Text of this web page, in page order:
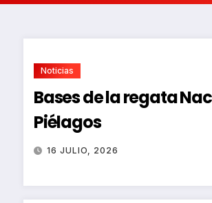
Noticias
Bases de la regata
Piélagos
16 JULIO, 2026